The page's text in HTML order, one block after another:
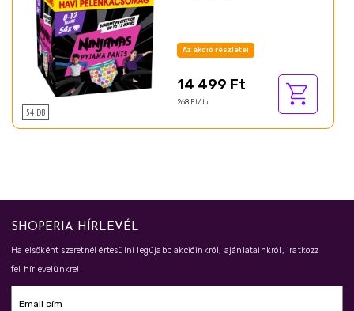
54 DB
Az akció részletei
14 499 Ft
268 Ft/db
SHOPERIA HÍRLEVÉL
Ha elsőként szeretnél értesülni legújabb akcióinkról, ajánlatainkról, iratkozz
fel hírlevelünkre!
Email cím